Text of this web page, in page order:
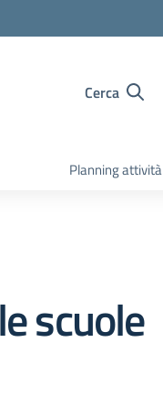
Cerca
Planning attività
scuole